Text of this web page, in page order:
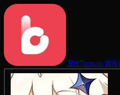
BitTopup Wiki